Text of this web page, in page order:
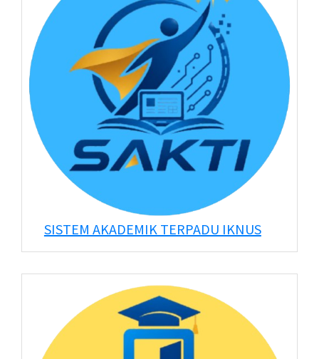
SISTEM AKADEMIK TERPADU IKNUS